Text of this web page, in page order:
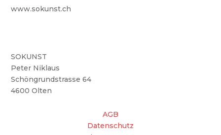
www.sokunst.ch
SOKUNST
Peter Niklaus
Schöngrundstrasse 64
4600 Olten
AGB
Datenschutz